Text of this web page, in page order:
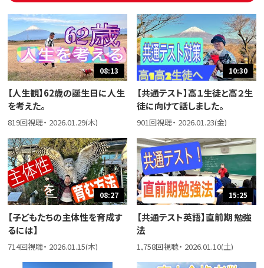
08:13
【人生観】62歳の誕生日に人生
を考えた。
819回視聴・ 2026.01.29(木)
10:30
【共通テスト】高１生徒と高２生
徒に向けて話しました。
901回視聴・ 2026.01.23(金)
08:27
【子どもたちの主体性を育成す
るには】
714回視聴・ 2026.01.15(木)
15:25
【共通テスト英語】直前期 勉強
法
1,758回視聴・ 2026.01.10(土)